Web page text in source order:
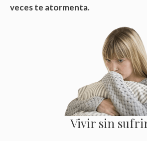
veces te atormenta.
Vivir sin